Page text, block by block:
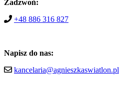
Zadzwoń:
+48 886 316 827
Napisz do nas:
kancelaria@agnieszkaswiatlon.pl